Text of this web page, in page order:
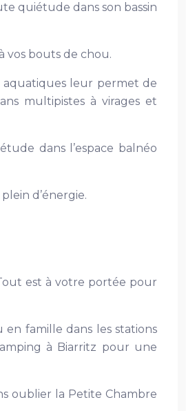
quiétude dans son bassin
vos bouts de chou.
aquatiques leur permet de
multipistes à virages et
dans l’espace balnéo
d’énergie.
est à votre portée pour
en famille dans les stations
à Biarritz pour une
oublier la Petite Chambre